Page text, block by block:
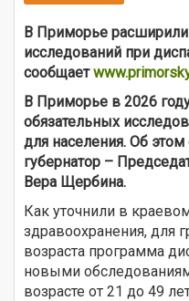
В Приморье
исследований при
сообщает
В Приморье в 2026
обязательных
для населения. Об
губернатор –
Вера Щербина.
Как уточнили в
здравоохранения, для
возраста программа
новыми
возрасте от 21 до 49